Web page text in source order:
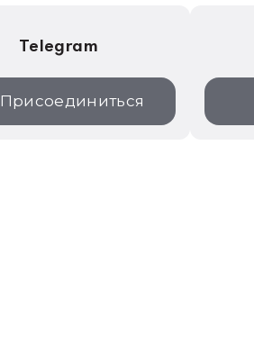
Telegram
Присоединиться